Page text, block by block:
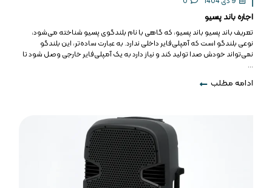
اجاره باند پسیو
تعریف باند پسیو باند پسیو، که گاهی با نام بلندگوی پسیو شناخته می‌شود،
نوعی بلندگو است که آمپلی‌فایر داخلی ندارد. به عبارت ساده‌تر، این بلندگو
نمی‌تواند خودش صدا تولید کند و نیاز دارد به یک آمپلی‌فایر خارجی وصل شود تا
...
ادامه مطلب